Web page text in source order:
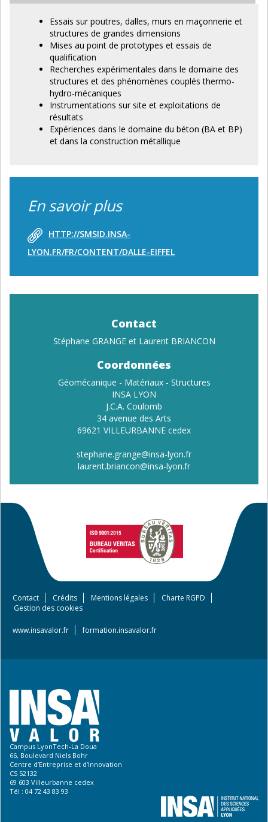
Essais sur poutres, dalles, murs en maçonnerie et
structures de grandes dimensions
Mises au point de prototypes et essais de
qualification
Recherches expérimentales dans le domaine des
structures et des phénomènes couplés thermo-
hydro-mécaniques
Instrumentations sur site et exploitations de
résultats
Expériences dans le domaine du béton (BA et BP)
et dans la construction métallique
En savoir plus
HTTP://SMSID.INSA-
LYON.FR/FR/CONTENT/DALLE-EIFFEL
Contact
Stéphane GRANGE et Laurent BRIANCON
Coordonnées
Géomécanique - Matériaux - Structures
INSA LYON
J.C.A. Coulomb
34 avenue des Arts
69621 VILLEURBANNE cedex
stephane.grange@insa-lyon.fr
laurent.briancon@insa-lyon.fr
Footer
Contact Crédits Mentions légales
Charte RGPD
Gestion des cookies
www.insavalor.fr formation.insavalor.fr
Campus LyonTech-La Doua
66, Boulevard Niels Bohr
Centre d’Entreprise et d’Innovation
CS 52132
69 603 Villeurbanne cedex
Tél : 04 72 43 83 93